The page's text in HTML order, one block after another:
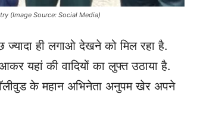
(Image Source: Social Media)
ही लगाओ देखने को मिल रहा है.
यहां की वादियों का लुफ्त उठाया है.
के महान अभिनेता अनुपम खेर अपने